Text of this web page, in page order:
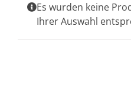
Es wurden keine
Ihrer Auswahl